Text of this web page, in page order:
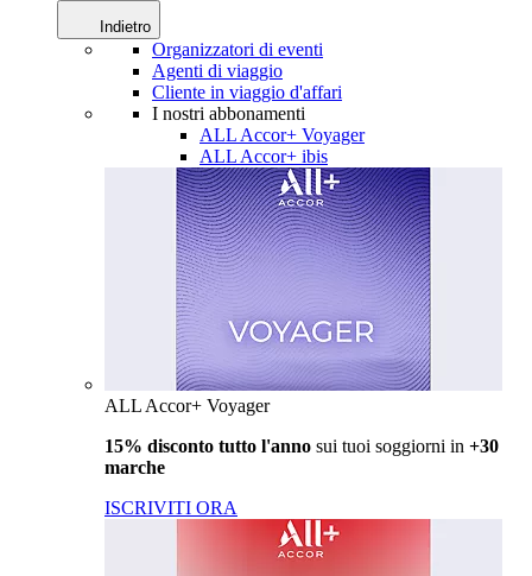
Indietro
Organizzatori di eventi
Agenti di viaggio
Cliente in viaggio d'affari
I nostri abbonamenti
ALL Accor+ Voyager
ALL Accor+ ibis
ALL Accor+ Voyager
15% disconto tutto l'anno sui tuoi soggiorni in +30
marche
ISCRIVITI ORA